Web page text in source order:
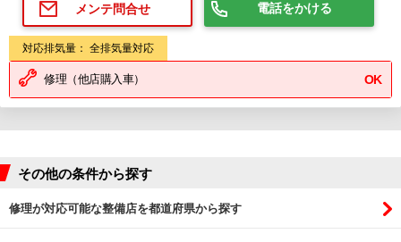
メンテ問合せ 電話をかける
対応排気量： 全排気量対応
修理（他店購入車） OK
その他の条件から探す
修理が対応可能な整備店を都道府県から探す